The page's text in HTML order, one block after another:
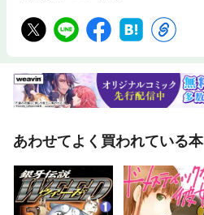
あわせてよく買われている本